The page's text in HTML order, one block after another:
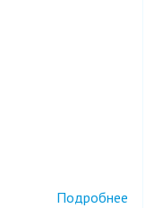
Подробнее